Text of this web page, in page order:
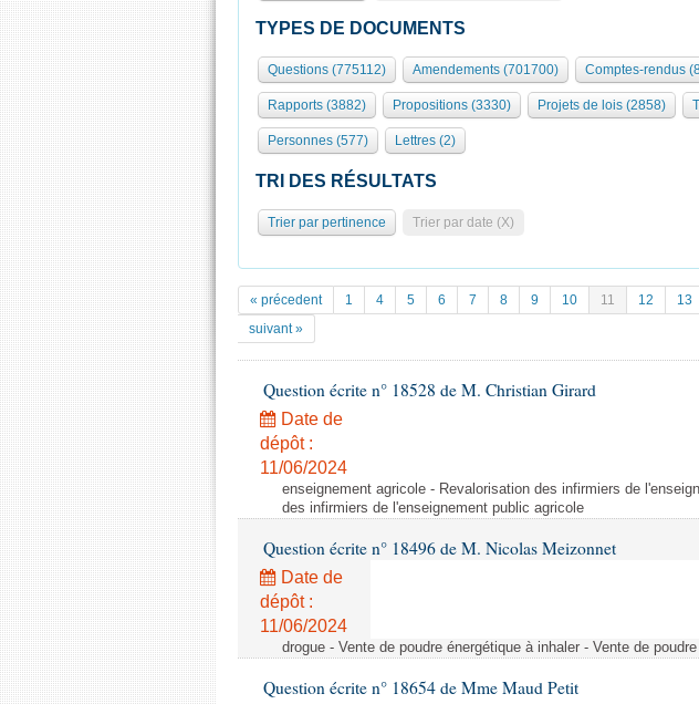
TYPES DE DOCUMENTS
Questions (775112) Amendements (701700) Comptes-rendus
Rapports (3882) Propositions (3330) Projets de lois (2858)
Personnes (577) Lettres (2)
TRI DES RÉSULTATS
Trier par pertinence Trier par date (X)
« précedent 1 4 5 6 7 8 9 10 11 12 13
suivant »
Question écrite n° 18528 de M. Christian Girard
Date de
dépôt :
11/06/2024
enseignement agricole - Revalorisation des infirmiers de
des infirmiers de l'enseignement public agricole
Question écrite n° 18496 de M. Nicolas Meizonnet
Date de
dépôt :
11/06/2024
drogue - Vente de poudre énergétique à inhaler - Vente de
Question écrite n° 18654 de Mme Maud Petit